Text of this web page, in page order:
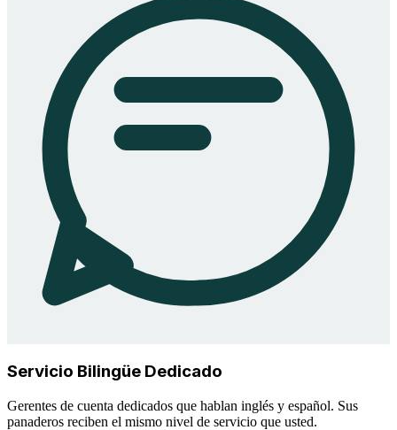
Servicio Bilingüe Dedicado
Gerentes de cuenta dedicados que hablan inglés y español. Sus
panaderos reciben el mismo nivel de servicio que usted.